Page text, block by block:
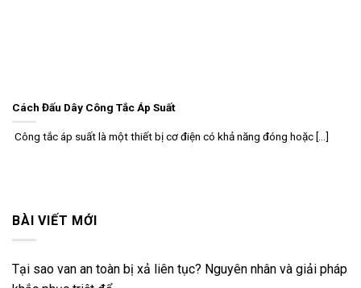
Cách Đấu Dây Công Tắc Áp Suất
Công tắc áp suất là một thiết bị cơ điện có khả năng đóng hoặc [...]
BÀI VIẾT MỚI
Tại sao van an toàn bị xả liên tục? Nguyên nhân và giải pháp